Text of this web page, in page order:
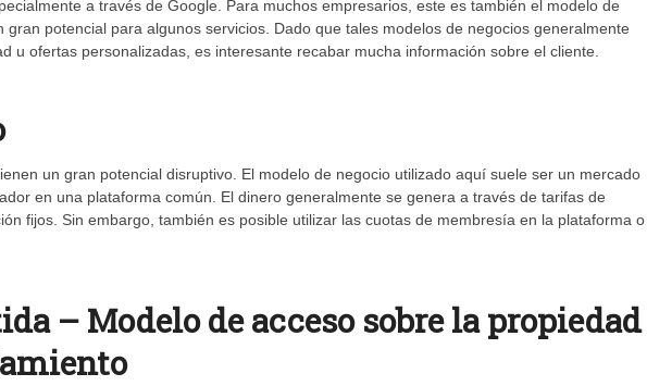
a través de Google. Para muchos empresarios, este es también el modelo de
potencial para algunos servicios. Dado que tales modelos de negocios generalmente
u ofertas personalizadas, es interesante recabar mucha información sobre el cliente.
un gran potencial disruptivo. El modelo de negocio utilizado aquí suele ser un mercado
en una plataforma común. El dinero generalmente se genera a través de tarifas de
fijos. Sin embargo, también es posible utilizar las cuotas de membresía en la plataforma o
– Modelo de acceso sobre la propiedad